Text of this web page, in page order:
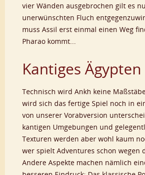
vier Wänden ausgebrochen gilt es
unerwünschten Fluch
muss Assil erst einmal einen Weg
Pharao kommt...
Kantiges Ägypten
Technisch wird Ankh keine
wird sich das fertige Spiel noch in
von unserer Vorabversion
kantigen Umgebungen und
Texturen werden aber wohl kaum
wer spielt Adventures schon wegen
Andere Aspekte machen nämlich